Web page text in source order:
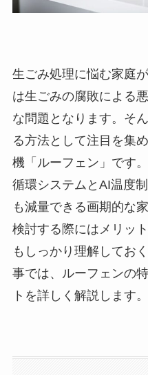
生ごみ処理に悩む家庭
は生ごみの腐敗による
な問題となります。そ
る方法として注目を集
機「ルーフェン」です
循環システムとAI温度
も減量できる画期的な
検討する際にはメリッ
もしっかり理解してお
事では、ルーフェンの
トを詳しく解説します。